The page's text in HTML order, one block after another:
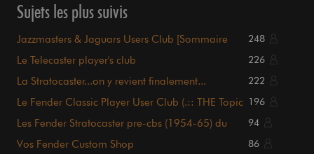
Sujets les plus suivis
Jazzmasters & Jaguars Users Club [Sommaire
248
Le Telecaster player's club 226
La Stratocaster...on y revient finalement... 222
Le Fender Classic Player User Club (.:: THE Topic 196
Les Fender Stratocaster pre-cbs (1954-65) du
94
Vos Fender Custom Shop 86